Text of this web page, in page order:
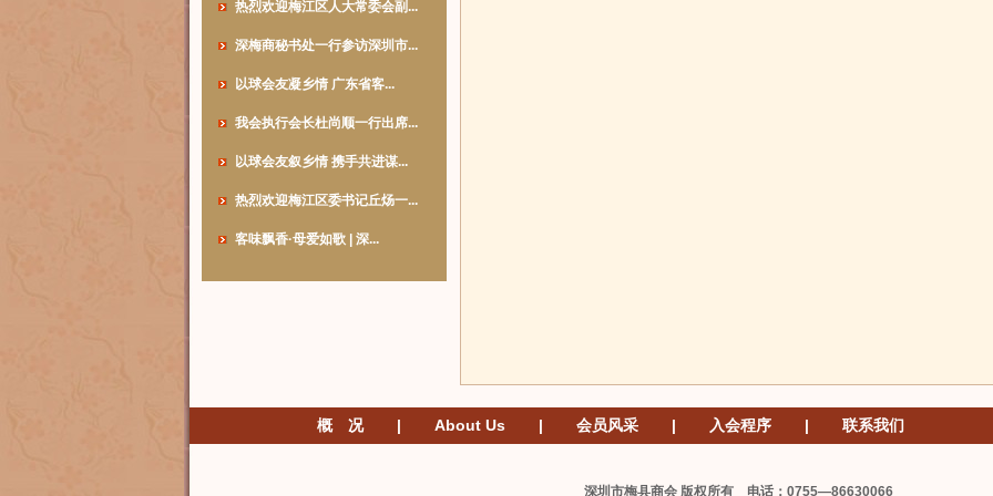
热烈欢迎梅江区人大常委会副...
深梅商秘书处一行参访深圳市...
以球会友凝乡情 广东省客...
我会执行会长杜尚顺一行出席...
以球会友叙乡情 携手共进谋...
热烈欢迎梅江区委书记丘炀一...
客味飘香·母爱如歌 | 深...
概 况 | About Us | 会员风采 | 入会程序 | 联系我们
深圳市梅县商会 版权所有 电话：0755—86630066